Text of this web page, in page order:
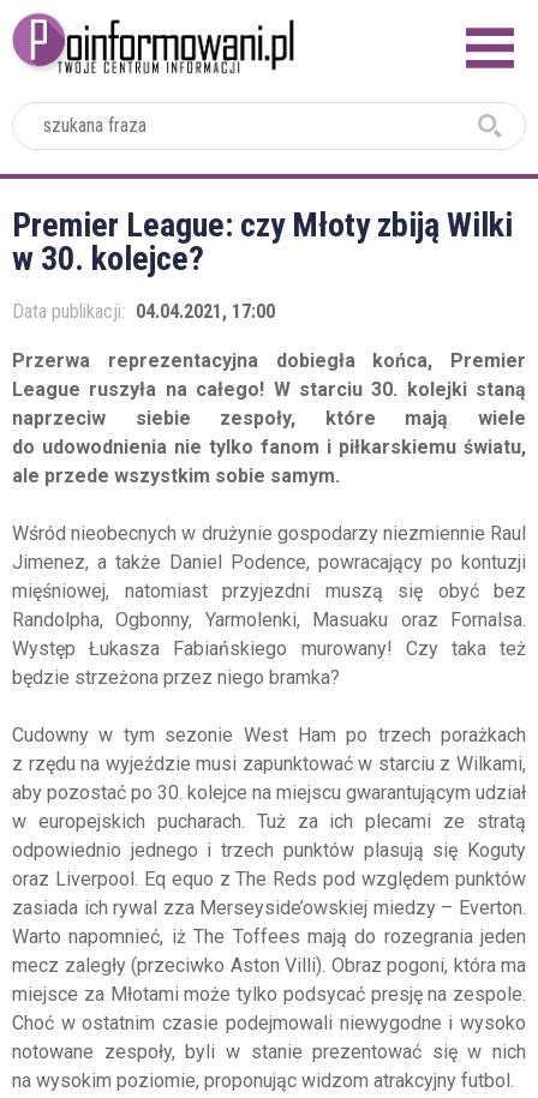
Premier League: czy Młoty zbiją Wilki
w 30. kolejce?
Data publikacji: 04.04.2021, 17:00
Przerwa reprezentacyjna dobiegła końca, Premier
League ruszyła na całego! W starciu 30. kolejki staną
naprzeciw siebie zespoły, które mają wiele
do udowodnienia nie tylko fanom i piłkarskiemu światu,
ale przede wszystkim sobie samym.
Wśród nieobecnych w drużynie gospodarzy niezmiennie Raul
Jimenez, a także Daniel Podence, powracający po kontuzji
mięśniowej, natomiast przyjezdni muszą się obyć bez
Randolpha, Ogbonny, Yarmolenki, Masuaku oraz Fornalsa.
Występ Łukasza Fabiańskiego murowany! Czy taka też
będzie strzeżona przez niego bramka?
Cudowny w tym sezonie West Ham po trzech porażkach
z rzędu na wyjeździe musi zapunktować w starciu z Wilkami,
aby pozostać po 30. kolejce na miejscu gwarantującym udział
w europejskich pucharach. Tuż za ich plecami ze stratą
odpowiednio jednego i trzech punktów plasują się Koguty
oraz Liverpool. Eq equo z The Reds pod względem punktów
zasiada ich rywal zza Merseyside’owskiej miedzy – Everton.
Warto napomnieć, iż The Toffees mają do rozegrania jeden
mecz zaległy (przeciwko Aston Villi). Obraz pogoni, która ma
miejsce za Młotami może tylko podsycać presję na zespole.
Choć w ostatnim czasie podejmowali niewygodne i wysoko
notowane zespoły, byli w stanie prezentować się w nich
na wysokim poziomie, proponując widzom atrakcyjny futbol.